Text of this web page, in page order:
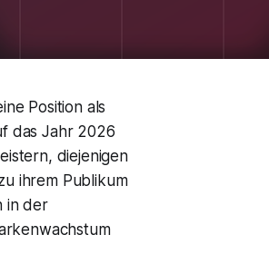
Position als
das Jahr 2026
diejenigen
ihrem Publikum
in der